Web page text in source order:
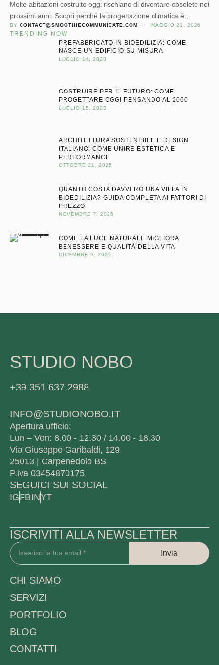
Molte abitazioni costruite oggi rischiano di diventare obsolete nei
prossimi anni. Scopri perché la progettazione climatica è
fondamentale per comfort, efficienza e valore nel tempo.
BY CONTACT@SMOOTHIECOMMUNICATE.COM · MAGGIO 21, 2026
TRENDING NOW
PREFABBRICATO IN BIOEDILIZIA: COME
NASCE UN EDIFICIO SU MISURA
LUGLIO 14, 2023
COSTRUIRE PER IL FUTURO: COME
PROGETTARE OGGI PENSANDO AL 2060
LUGLIO 15, 2023
ARCHITETTURA SOSTENIBILE E DESIGN
ITALIANO: COME UNIRE ESTETICA E
PERFORMANCE
OTTOBRE 21, 2025
QUANTO COSTA DAVVERO UNA VILLA IN
BIOEDILIZIA? GUIDA COMPLETA AI FATTORI DI
PREZZO
NOVEMBRE 7, 2025
COME LA LUCE NATURALE MIGLIORA
BENESSERE E QUALITÀ DELLA VITA
DICEMBRE 9, 2025
STUDIO NOBO
+39 351 637 2988
INFO@STUDIONOBO.IT
Apertura ufficio:
Lun – Ven: 8.00 - 12.30 / 14.00 - 18.30
Via Giuseppe Garibaldi, 129
25013 | Carpenedolo BS
P.iva 03454870175
SEGUICI SUI SOCIAL
IGFBINYT
ISCRIVITI ALLA NEWSLETTER
Invia
CHI SIAMO
SERVIZI
PORTFOLIO
BLOG
CONTATTI